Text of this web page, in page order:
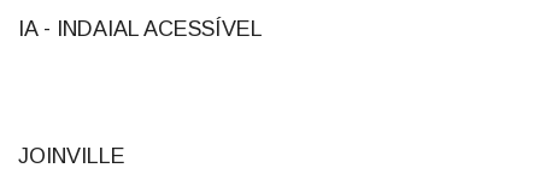
IA - INDAIAL ACESSÍVEL
JOINVILLE